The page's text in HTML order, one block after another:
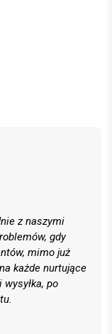
z naszymi
gdy
mimo już
każde nurtujące
po